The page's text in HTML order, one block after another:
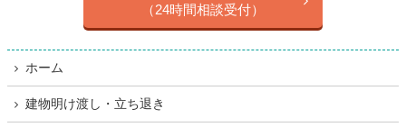
（24時間相談受付）
ホーム
建物明け渡し・立ち退き